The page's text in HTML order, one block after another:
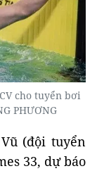
cho tuyển bơi
PHƯƠNG
(đội tuyển
33, dự báo